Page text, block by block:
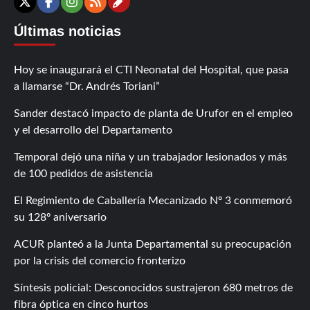
X Facebook
Instagram
RSSContáctanos
Últimas noticias
Hoy se inaugurará el CTI Neonatal del Hospital, que pasa
a llamarse “Dr. Andrés Toriani”
Sander destacó impacto de planta de Urufor en el empleo
y el desarrollo del Departamento
Temporal dejó una niña y un trabajador lesionados y más
de 100 pedidos de asistencia
El Regimiento de Caballería Mecanizado Nº 3 conmemoró
su 128º aniversario
ACUR planteó a la Junta Departamental su preocupación
por la crisis del comercio fronterizo
Síntesis policial: Desconocidos sustrajeron 680 metros de
fibra óptica en cinco hurtos